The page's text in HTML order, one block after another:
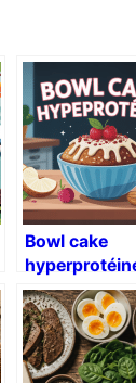
Bowl cake
recettes,
et erreurs à